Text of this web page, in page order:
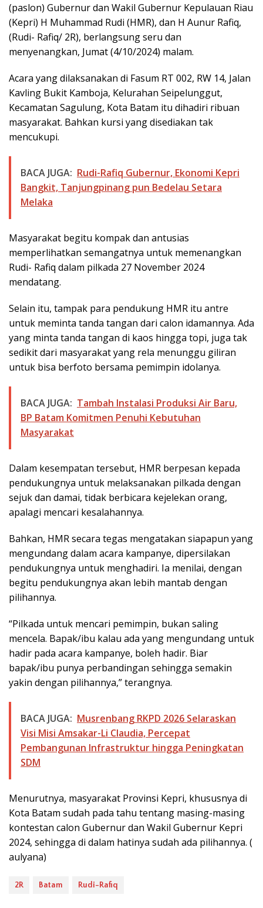
(paslon) Gubernur dan Wakil Gubernur Kepulauan Riau
(Kepri) H Muhammad Rudi (HMR), dan H Aunur Rafiq,
(Rudi- Rafiq/ 2R), berlangsung seru dan
menyenangkan, Jumat (4/10/2024) malam.
Acara yang dilaksanakan di Fasum RT 002, RW 14, Jalan
Kavling Bukit Kamboja, Kelurahan Seipelunggut,
Kecamatan Sagulung, Kota Batam itu dihadiri ribuan
masyarakat. Bahkan kursi yang disediakan tak
mencukupi.
BACA JUGA: Rudi-Rafiq Gubernur, Ekonomi Kepri
Bangkit, Tanjungpinang pun Bedelau Setara
Melaka
Masyarakat begitu kompak dan antusias
memperlihatkan semangatnya untuk memenangkan
Rudi- Rafiq dalam pilkada 27 November 2024
mendatang.
Selain itu, tampak para pendukung HMR itu antre
untuk meminta tanda tangan dari calon idamannya. Ada
yang minta tanda tangan di kaos hingga topi, juga tak
sedikit dari masyarakat yang rela menunggu giliran
untuk bisa berfoto bersama pemimpin idolanya.
BACA JUGA: Tambah Instalasi Produksi Air Baru,
BP Batam Komitmen Penuhi Kebutuhan
Masyarakat
Dalam kesempatan tersebut, HMR berpesan kepada
pendukungnya untuk melaksanakan pilkada dengan
sejuk dan damai, tidak berbicara kejelekan orang,
apalagi mencari kesalahannya.
Bahkan, HMR secara tegas mengatakan siapapun yang
mengundang dalam acara kampanye, dipersilakan
pendukungnya untuk menghadiri. Ia menilai, dengan
begitu pendukungnya akan lebih mantab dengan
pilihannya.
“Pilkada untuk mencari pemimpin, bukan saling
mencela. Bapak/ibu kalau ada yang mengundang untuk
hadir pada acara kampanye, boleh hadir. Biar
bapak/ibu punya perbandingan sehingga semakin
yakin dengan pilihannya,” terangnya.
BACA JUGA: Musrenbang RKPD 2026 Selaraskan
Visi Misi Amsakar-Li Claudia, Percepat
Pembangunan Infrastruktur hingga Peningkatan
SDM
Menurutnya, masyarakat Provinsi Kepri, khususnya di
Kota Batam sudah pada tahu tentang masing-masing
kontestan calon Gubernur dan Wakil Gubernur Kepri
2024, sehingga di dalam hatinya sudah ada pilihannya. (
aulyana)
2R Batam Rudi-Rafiq